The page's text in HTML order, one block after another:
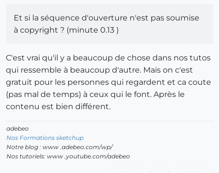
Et si la séquence d'ouverture n'est pas soumise
à copyright ? (minute 0.13 )
C'est vrai qu'il y a beaucoup de chose dans nos tutos
qui ressemble à beaucoup d'autre. Mais on c'est
gratuit pour les personnes qui regardent et ca coute
(pas mal de temps) à ceux qui le font. Après le
contenu est bien différent.
adebeo
Nos Formations sketchup
Notre blog : www .adebeo.com/wp/
Nos tutoriels: www .youtube.com/adebeo